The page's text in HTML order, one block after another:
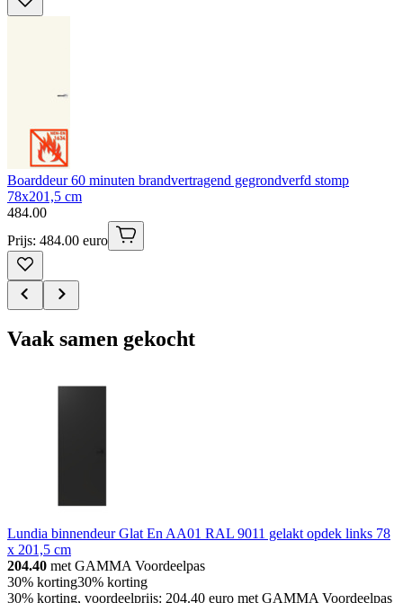
Boarddeur 60 minuten brandvertragend gegrondverfd stomp
78x201,5 cm
484.00
Prijs: 484.00 euro
Vaak samen gekocht
Lundia binnendeur Glat En AA01 RAL 9011 gelakt opdek links 78
x 201,5 cm
204.40 met GAMMA Voordeelpas
30% korting30% korting
30% korting, voordeelprijs: 204.40 euro met GAMMA Voordeelpas